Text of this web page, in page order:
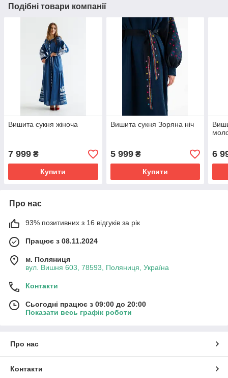
Подібні товари компанії
Вишита сукня жіноча
7 999 ₴
Купити
Вишита сукня Зоряна ніч
5 999₴
Купити
6
Про нас
93% позитивних з 16 відгуків за рік
Працює з 08.11.2024
м. Поляниця
вул. Вишня 603, 78593, Поляниця, Україна
Контакти
Сьогодні працює з 09:00 до 20:00
Показати весь графік роботи
Про нас
Контакти